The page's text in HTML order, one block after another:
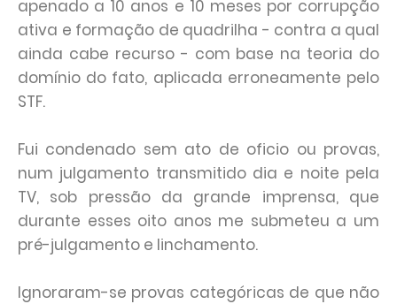
apenado a 10 anos e 10 meses por corrupção
ativa e formação de quadrilha - contra a qual
ainda cabe recurso - com base na teoria do
domínio do fato, aplicada erroneamente pelo
STF.
Fui condenado sem ato de oficio ou provas,
num julgamento transmitido dia e noite pela
TV, sob pressão da grande imprensa, que
durante esses oito anos me submeteu a um
pré-julgamento e linchamento.
Ignoraram-se provas categóricas de que não